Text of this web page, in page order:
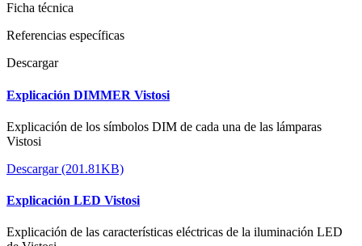
Ficha técnica
Referencias específicas
Descargar
Explicación DIMMER Vistosi
Explicación de los símbolos DIM de cada una de las lámparas
Vistosi
Descargar (201.81KB)
Explicación LED Vistosi
Explicación de las características eléctricas de la iluminación LED